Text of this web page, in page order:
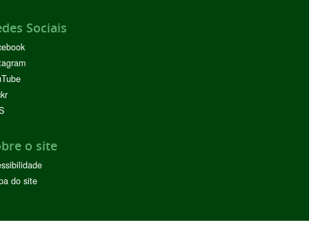
Sociais
o site
do site